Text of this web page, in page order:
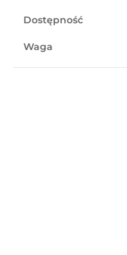
Dostępność
Waga